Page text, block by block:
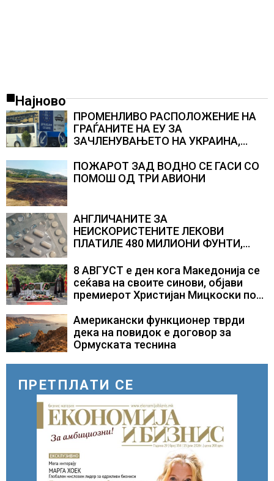
Најново
ПРОМЕНЛИВО РАСПОЛОЖЕНИЕ НА
ГРАЃАНИТЕ НА ЕУ ЗА
ЗАЧЛЕНУВАЊЕТО НА УКРАИНА,
Полска, Франција и Германија
ПОЖАРОТ ЗАД ВОДНО СЕ ГАСИ СО
ПОМОШ ОД ТРИ АВИОНИ
АНГЛИЧАНИТЕ ЗА
НЕИСКОРИСТЕНИТЕ ЛЕКОВИ
ПЛАТИЛЕ 480 МИЛИОНИ ФУНТИ,
само лекови што навистина им се
потребни
8 АВГУСТ е ден кога Македонија се
сеќава на своите синови, објави
премиерот Христијан Мицкоски по
загинувањето на десетмината
прилепски бранители
Американски функционер тврди
дека на повидок е договор за
Ормуската теснина
ПРЕТПЛАТИ СЕ